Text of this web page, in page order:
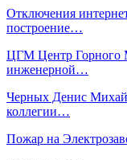
Отключения
построение…
ЦГМ Центр Горного
инженерной…
Черных Денис
коллегии…
Пожар на